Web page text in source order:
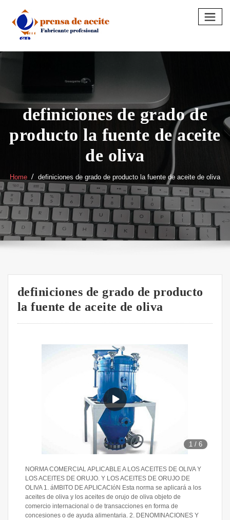
content
definiciones de grado de
producto la fuente de aceite
de oliva
Home definiciones de grado de producto la fuente de aceite de oliva
definiciones de grado de producto
la fuente de aceite de oliva
1 /6
NORMA COMERCIAL APLICABLE A LOS ACEITES DE OLIVA Y
LOS ACEITES DE ORUJO. Y LOS ACEITES DE ORUJO DE
OLIVA 1. áMBITO DE APLICACIóN Esta norma se aplicará a los
aceites de oliva y los aceites de orujo de oliva objeto de
comercio internacional o de transacciones en forma de
concesiones o de ayuda alimentaria. 2. DENOMINACIONES Y